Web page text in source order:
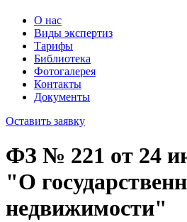
О нас
Виды экспертиз
Тарифы
Библиотека
Фотогалерея
Контакты
Документы
Оставить заявку
ФЗ № 221 от 24
"О
недвижимости"